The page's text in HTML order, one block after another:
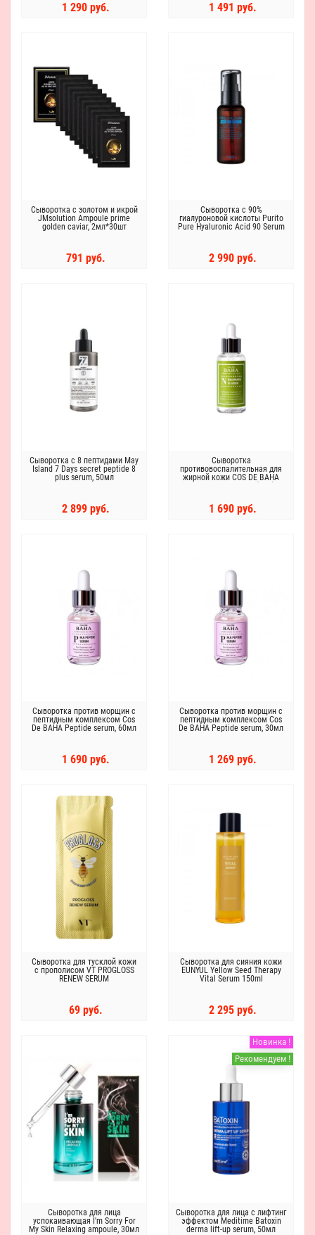
1 290 руб. 1 491 руб.
Сыворотка с золотом и икрой
JMsolution Ampoule prime
golden caviar, 2мл*30шт
791 руб.
Сыворотка с 90%
гиалуроновой кислоты Purito
Pure Hyaluronic Acid 90 Serum
2 990 руб.
Сыворотка с 8 пептидами May
Island 7 Days secret peptide 8
plus serum, 50мл
2 899 руб.
Сыворотка
противовоспалительная для
жирной кожи COS DE BAHA
1 690 руб.
Сыворотка против морщин с
пептидным комплексом Cos
De BAHA Peptide serum, 60мл
1 690 руб.
Сыворотка против морщин с
пептидным комплексом Cos
De BAHA Peptide serum, 30мл
1 269 руб.
Сыворотка для тусклой кожи
с прополисом VT PROGLOSS
RENEW SERUM
69 руб.
Сыворотка для сияния кожи
EUNYUL Yellow Seed Therapy
Vital Serum 150ml
2 295 руб.
Сыворотка для лица
успокаивающая I'm Sorry For
My Skin Relaxing ampoule, 30мл
Новинка !
Рекомендуем !
Сыворотка для лица с лифтинг
эффектом Meditime Batoxin
derma lift-up serum, 50мл